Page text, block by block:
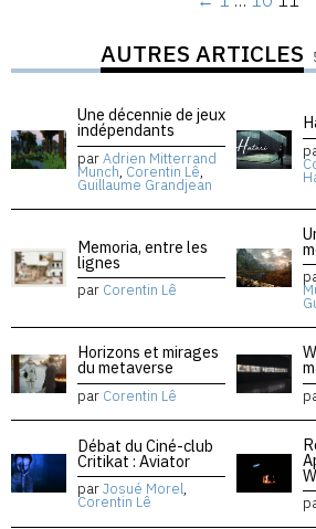
AUTRES ARTICLES
Une décennie de jeux
indépendants
parAdrien Mitterrand
Munch, Corentin Lê,
Guillaume Grandjean
Memoria, entre les
lignes
par Corentin Lê
Horizons et mirages
du metaverse
par Corentin Lê
Débat du Ciné-club
Critikat : Aviator
parJosué Morel,
Corentin Lê